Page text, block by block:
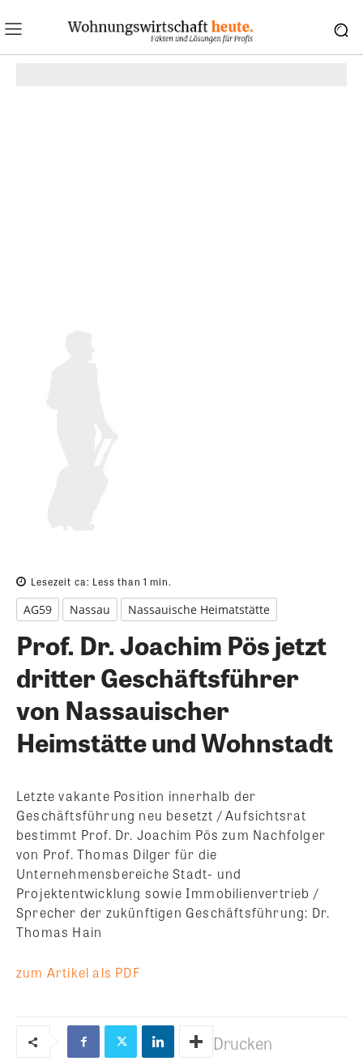
Lesezeit ca: Less than 1 min.
AG59 Nassau Nassauische Heimatstätte
Prof. Dr. Joachim Pös jetzt
dritter Geschäftsführer
von Nassauischer
Heimstätte und Wohnstadt
Letzte vakante Position innerhalb der
Geschäftsführung neu besetzt / Aufsichtsrat
bestimmt Prof. Dr. Joachim Pös zum Nachfolger
von Prof. Thomas Dilger für die
Unternehmensbereiche Stadt- und
Projektentwicklung sowie Immobilienvertrieb /
Sprecher der zukünftigen Geschäftsführung: Dr.
Thomas Hain
zum Artikel als PDF
Drucken